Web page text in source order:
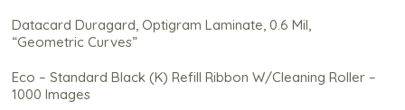
Datacard Duragard, Optigram Laminate, 0.6 Mil,
“Geometric Curves”
Eco – Standard Black (K) Refill Ribbon W/Cleaning Roller –
1000 Images